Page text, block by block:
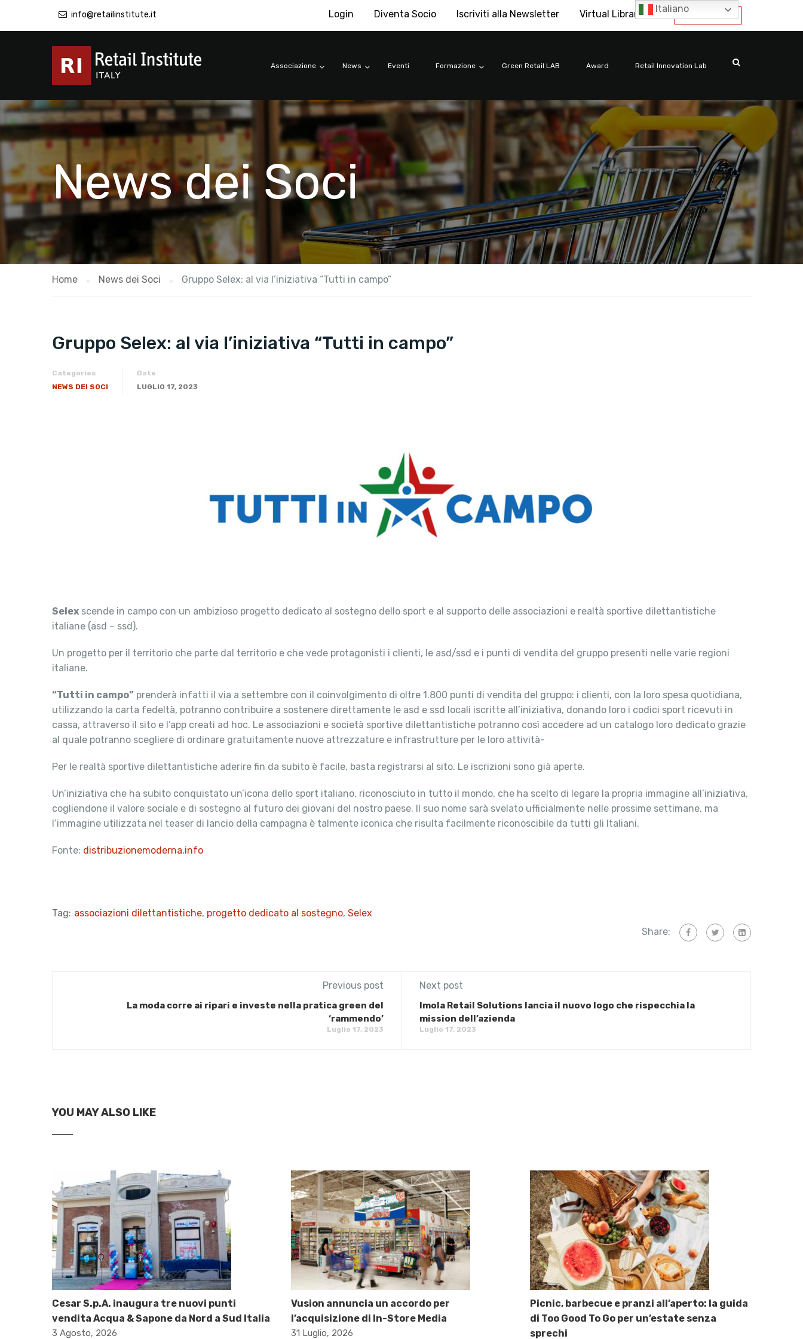
info@retailinstitute.it International
Login Diventa Socio Iscriviti alla Newsletter Virtual Library
Associazione News Eventi Formazione Green Retail LAB Award Retail Innovation Lab
News dei Soci
Home News dei Soci ​Gruppo Selex: al via l’iniziativa “Tutti in campo”
​Gruppo Selex: al via l’iniziativa “Tutti in campo”
Categories
NEWS DEI SOCI
Date
LUGLIO 17, 2023
Selex scende in campo con un ambizioso progetto dedicato al sostegno dello sport e al supporto delle associazioni e realtà sportive dilettantistiche
italiane (asd – ssd).
Un progetto per il territorio che parte dal territorio e che vede protagonisti i clienti, le asd/ssd e i punti di vendita del gruppo presenti nelle varie regioni
italiane.
“Tutti in campo” prenderà infatti il via a settembre con il coinvolgimento di oltre 1.800 punti di vendita del gruppo: i clienti, con la loro spesa quotidiana,
utilizzando la carta fedeltà, potranno contribuire a sostenere direttamente le asd e ssd locali iscritte all’iniziativa, donando loro i codici sport ricevuti in
cassa, attraverso il sito e l’app creati ad hoc. Le associazioni e società sportive dilettantistiche potranno così accedere ad un catalogo loro dedicato grazie
al quale potranno scegliere di ordinare gratuitamente nuove attrezzature e infrastrutture per le loro attività-
Per le realtà sportive dilettantistiche aderire fin da subito è facile, basta registrarsi al sito. Le iscrizioni sono già aperte.
Un’iniziativa che ha subito conquistato un’icona dello sport italiano, riconosciuto in tutto il mondo, che ha scelto di legare la propria immagine all’iniziativa,
cogliendone il valore sociale e di sostegno al futuro dei giovani del nostro paese. Il suo nome sarà svelato ufficialmente nelle prossime settimane, ma
l’immagine utilizzata nel teaser di lancio della campagna è talmente iconica che risulta facilmente riconoscibile da tutti gli Italiani.
Fonte: distribuzionemoderna.info
Tag: associazioni dilettantistiche, progetto dedicato al sostegno, Selex
Share:
Previous post
La moda corre ai ripari e investe nella pratica green del
‘rammendo’
Luglio 17, 2023
Next post
​Imola Retail Solutions lancia il nuovo logo che rispecchia la
mission dell’azienda
Luglio 17, 2023
YOU MAY ALSO LIKE
Cesar S.p.A. inaugura tre nuovi punti
vendita Acqua & Sapone da Nord a Sud Italia
3 Agosto, 2026
Vusion annuncia un accordo per
l’acquisizione di In-Store Media
31 Luglio, 2026
Picnic, barbecue e pranzi all’aperto: la guida
di Too Good To Go per un’estate senza
sprechi
Italiano